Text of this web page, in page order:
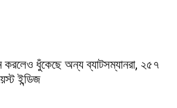
করলেও ধুঁকেছে অন্য ব্যাটসম্যানরা, ২৫৭
ইন্ডিজ